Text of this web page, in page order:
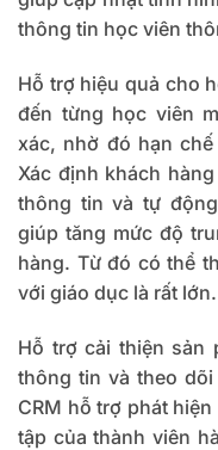
thông tin học viên
Hỗ trợ hiệu quả cho
đến từng học viên
xác, nhờ đó hạn
Xác định khách
thông tin và tự
giúp tăng mức độ
hàng. Từ đó có thể
với giáo dục là rất lớn.
Hỗ trợ cải thiện sản
thông tin và theo
CRM hỗ trợ phát
tập của thành viên